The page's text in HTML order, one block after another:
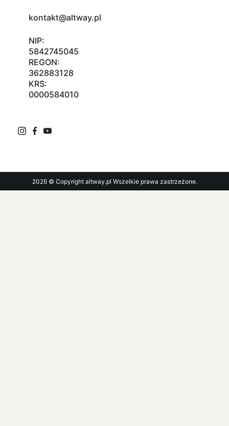
kontakt@altway.pl
NIP:
5842745045
REGON:
362883128
KRS:
0000584010